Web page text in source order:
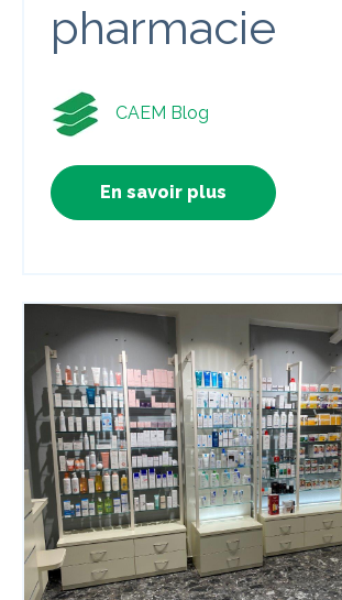
pharmacie
CAEM Blog
En savoir plus